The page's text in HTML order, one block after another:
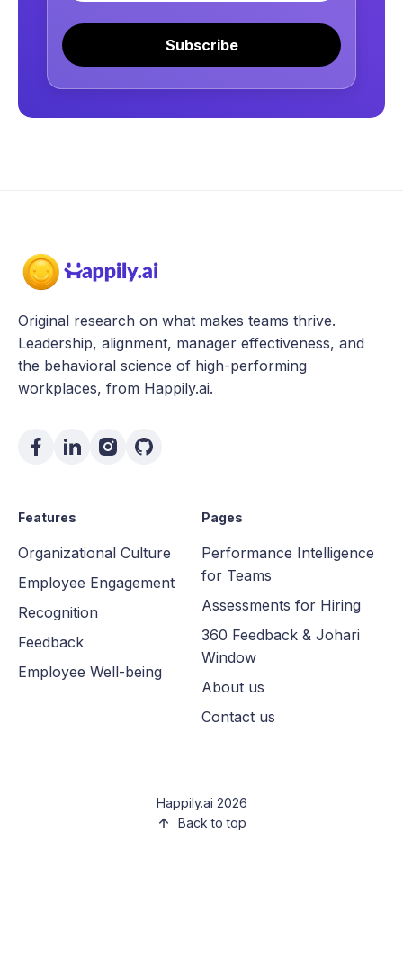
Subscribe
Original research on what makes teams thrive.
Leadership, alignment, manager effectiveness, and
the behavioral science of high-performing
workplaces, from Happily.ai.
Features
Organizational Culture
Employee Engagement
Recognition
Feedback
Employee Well-being
Pages
Performance Intelligence
for Teams
Assessments for Hiring
360 Feedback & Johari
Window
About us
Contact us
Happily.ai 2026
Back to top